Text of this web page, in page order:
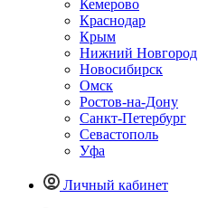
Кемерово
Краснодар
Крым
Нижний Новгород
Новосибирск
Омск
Ростов-на-Дону
Санкт-Петербург
Севастополь
Уфа
Личный кабинет